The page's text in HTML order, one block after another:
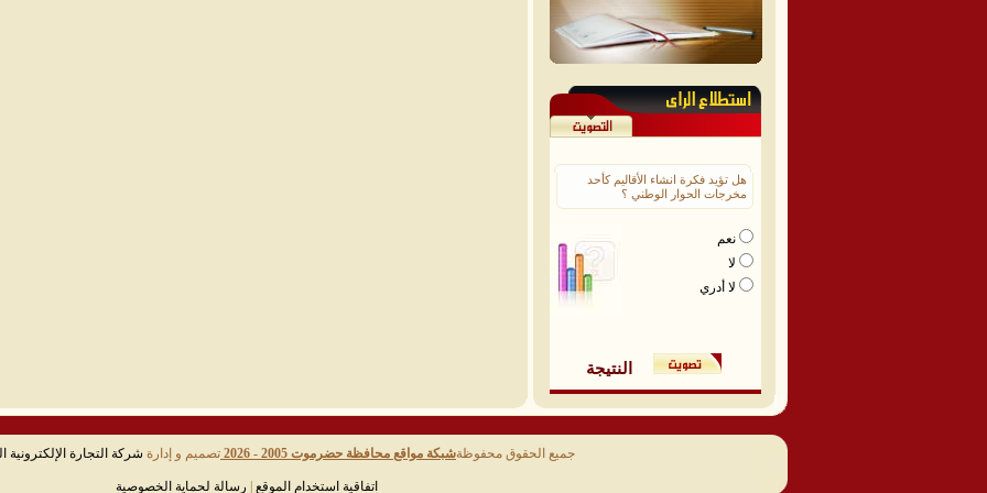
هل تؤيد فكرة انشاء الأقاليم كأحد
مخرجات الحوار الوطني ؟
نعم
لا
لا أدري
النتيجة
جميع الحقوق محفوظةشبكة مواقع محافظة حضرموت 2005 - 2026 تصميم و إدارة شركة التجارة الإلكترونية
اتفاقية استخدام الموقع رسالة لحماية الخصوصية